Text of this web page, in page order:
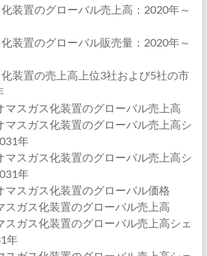
化装置のグローバル売上高：2020年～
化装置のグローバル販売量：2020年～
化装置の売上高上位3社および5社の市
マスガス化装置のグローバル売上高
マスガス化装置のグローバル売上高シ
年
マスガス化装置のグローバル売上高シ
年
マスガス化装置のグローバル価格
スガス化装置のグローバル売上高
スガス化装置のグローバル売上高シェ
年